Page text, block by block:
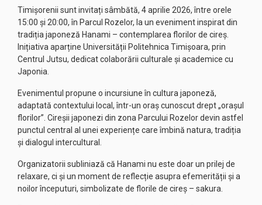
Timișorenii sunt invitați sâmbătă, 4 aprilie 2026, între orele
15:00 și 20:00, în Parcul Rozelor, la un eveniment inspirat din
tradiția japoneză Hanami – contemplarea florilor de cireș.
Inițiativa aparține Universității Politehnica Timișoara, prin
Centrul Jutsu, dedicat colaborării culturale și academice cu
Japonia.
Evenimentul propune o incursiune în cultura japoneză,
adaptată contextului local, într-un oraș cunoscut drept „orașul
florilor”. Cireșii japonezi din zona Parcului Rozelor devin astfel
punctul central al unei experiențe care îmbină natura, tradiția
și dialogul intercultural.
Organizatorii subliniază că Hanami nu este doar un prilej de
relaxare, ci și un moment de reflecție asupra efemerității și a
noilor începuturi, simbolizate de florile de cireș – sakura.